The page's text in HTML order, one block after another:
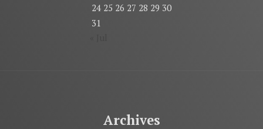
24 25 26 27 28 29 30
31
Archives